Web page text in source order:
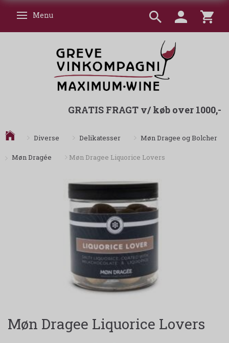
Skifte navigation
Menu
GRATIS FRAGT v/ køb over 1000,-
Diverse Delikatesser Møn Dragee og Bolcher
Møn Dragée Møn Dragee Liquorice Lovers
Møn Dragee Liquorice Lovers